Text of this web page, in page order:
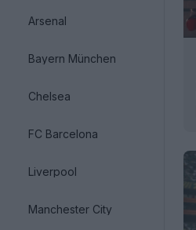
Arsenal
Bayern München
Chelsea
FC Barcelona
Liverpool
Manchester City